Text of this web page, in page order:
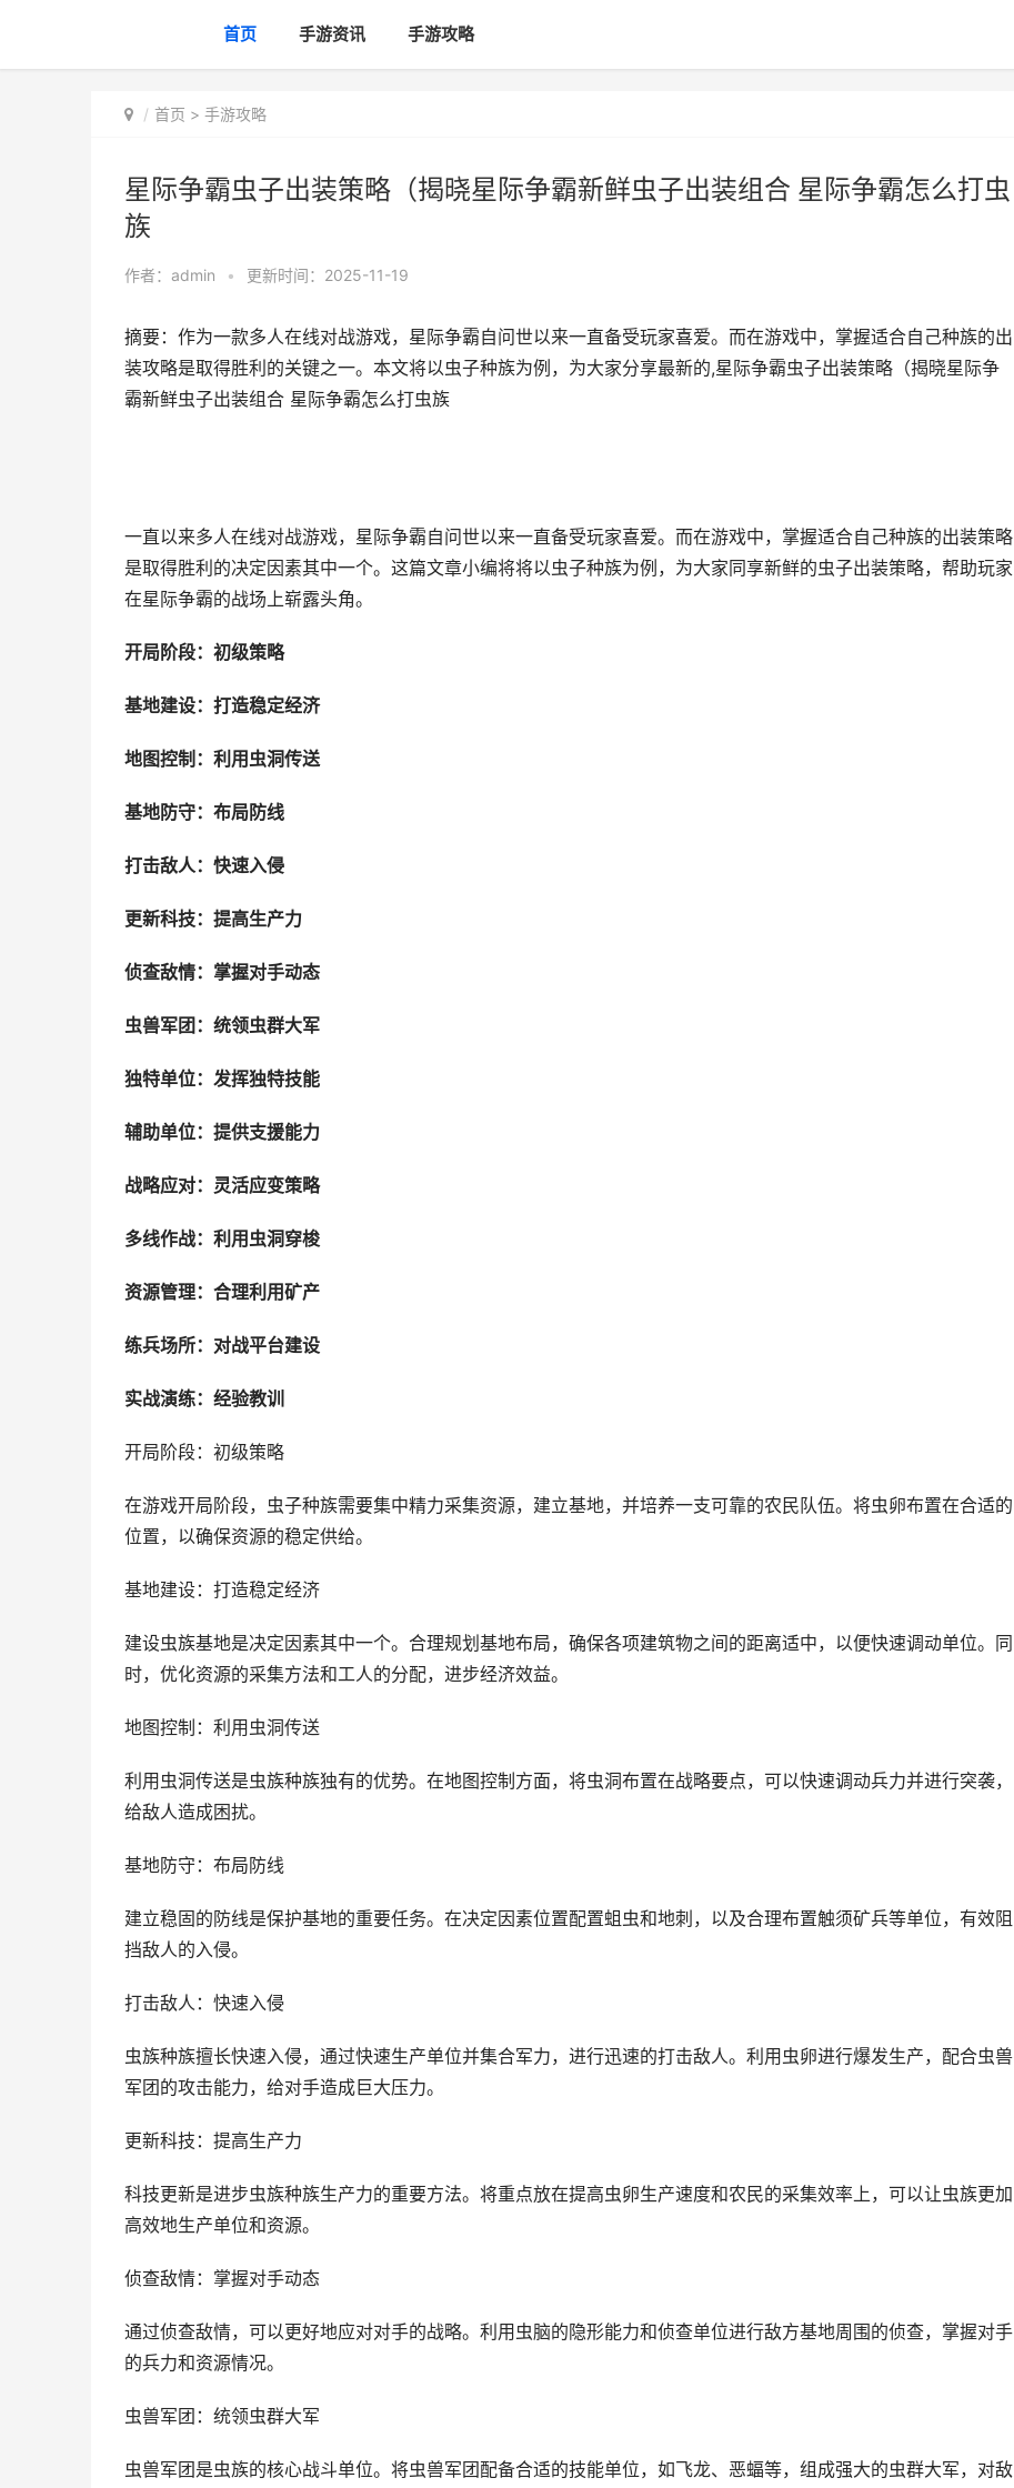
首页 手游资讯 手游攻略
首页 > 手游攻略
星际争霸虫子出装策略（揭晓星际争霸新鲜虫子出装组合 星际争霸怎么打虫
族
作者： admin • 更新时间：2025-11-19
摘要：作为一款多人在线对战游戏，星际争霸自问世以来一直备受玩家喜爱。而在游戏中，掌握适合自己种族的出
装攻略是取得胜利的关键之一。本文将以虫子种族为例，为大家分享最新的,星际争霸虫子出装策略（揭晓星际争
霸新鲜虫子出装组合 星际争霸怎么打虫族
一直以来多人在线对战游戏，星际争霸自问世以来一直备受玩家喜爱。而在游戏中，掌握适合自己种族的出装策略
是取得胜利的决定因素其中一个。这篇文章小编将将以虫子种族为例，为大家同享新鲜的虫子出装策略，帮助玩家
在星际争霸的战场上崭露头角。
开局阶段：初级策略
基地建设：打造稳定经济
地图控制：利用虫洞传送
基地防守：布局防线
打击敌人：快速入侵
更新科技：提高生产力
侦查敌情：掌握对手动态
虫兽军团：统领虫群大军
独特单位：发挥独特技能
辅助单位：提供支援能力
战略应对：灵活应变策略
多线作战：利用虫洞穿梭
资源管理：合理利用矿产
练兵场所：对战平台建设
实战演练：经验教训
开局阶段：初级策略
在游戏开局阶段，虫子种族需要集中精力采集资源，建立基地，并培养一支可靠的农民队伍。将虫卵布置在合适的
位置，以确保资源的稳定供给。
基地建设：打造稳定经济
建设虫族基地是决定因素其中一个。合理规划基地布局，确保各项建筑物之间的距离适中，以便快速调动单位。同
时，优化资源的采集方法和工人的分配，进步经济效益。
地图控制：利用虫洞传送
利用虫洞传送是虫族种族独有的优势。在地图控制方面，将虫洞布置在战略要点，可以快速调动兵力并进行突袭，
给敌人造成困扰。
基地防守：布局防线
建立稳固的防线是保护基地的重要任务。在决定因素位置配置蛆虫和地刺，以及合理布置触须矿兵等单位，有效阻
挡敌人的入侵。
打击敌人：快速入侵
虫族种族擅长快速入侵，通过快速生产单位并集合军力，进行迅速的打击敌人。利用虫卵进行爆发生产，配合虫兽
军团的攻击能力，给对手造成巨大压力。
更新科技：提高生产力
科技更新是进步虫族种族生产力的重要方法。将重点放在提高虫卵生产速度和农民的采集效率上，可以让虫族更加
高效地生产单位和资源。
侦查敌情：掌握对手动态
通过侦查敌情，可以更好地应对对手的战略。利用虫脑的隐形能力和侦查单位进行敌方基地周围的侦查，掌握对手
的兵力和资源情况。
虫兽军团：统领虫群大军
虫兽军团是虫族的核心战斗单位。将虫兽军团配备合适的技能单位，如飞龙、恶蝠等，组成强大的虫群大军，对敌